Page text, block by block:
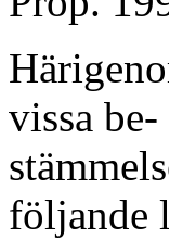
vissa be-
följande